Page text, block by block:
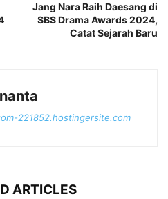
Jang Nara Raih Daesang di
SBS Drama Awards 2024,
Catat Sejarah Baru
221852.hostingersite.com
ARTICLES